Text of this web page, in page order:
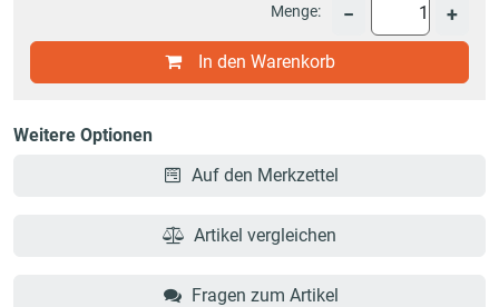
Menge: − +
In den Warenkorb
Weitere Optionen
Auf den Merkzettel
Artikel vergleichen
Fragen zum Artikel